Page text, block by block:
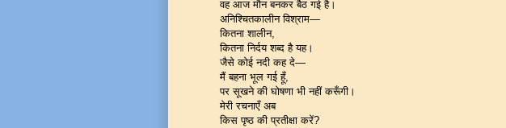
वह आज मौन बनकर बैठ गई है।
अनिश्चितकालीन विश्राम—
कितना शालीन,
कितना निर्दय शब्द है यह।
जैसे कोई नदी कह दे—
मैं बहना भूल गई हूँ,
पर सूखने की घोषणा भी नहीं करूँगी।
मेरी रचनाएँ अब
किस पृष्ठ की प्रतीक्षा करें?